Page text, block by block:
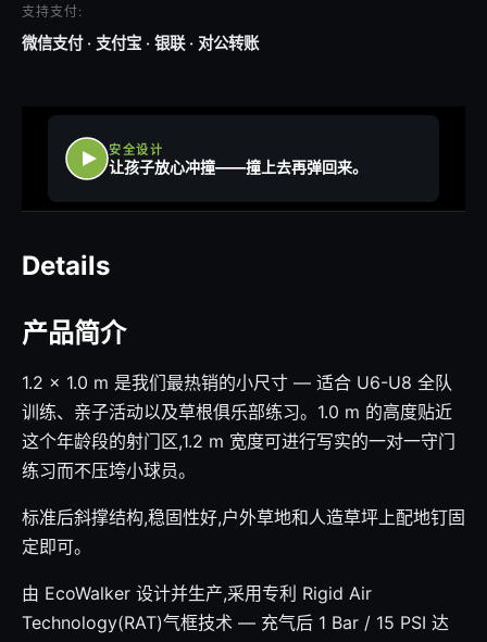
支持支付:
微信支付 · 支付宝 · 银联 · 对公转账
安全设计
让孩子放心冲撞——撞上去再弹回来。
Details
产品简介
1.2 × 1.0 m 是我们最热销的小尺寸 — 适合 U6-U8 全队
训练、亲子活动以及草根俱乐部练习。1.0 m 的高度贴近
这个年龄段的射门区,1.2 m 宽度可进行写实的一对一守门
练习而不压垮小球员。
标准后斜撑结构,稳固性好,户外草地和人造草坪上配地钉固
定即可。
由 EcoWalker 设计并生产,采用专利 Rigid Air
Technology(RAT)气框技术 — 充气后 1 Bar / 15 PSI 达